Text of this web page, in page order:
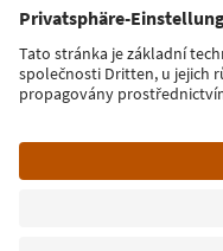
16
17
18
19
21
FAQ
Zásady ochrany
Prohlášení o